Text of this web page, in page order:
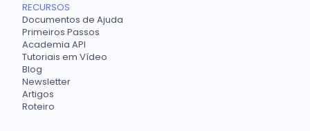
RECURSOS
Documentos de Ajuda
Primeiros Passos
Academia API
Tutoriais em Vídeo
Blog
Newsletter
Artigos
Roteiro